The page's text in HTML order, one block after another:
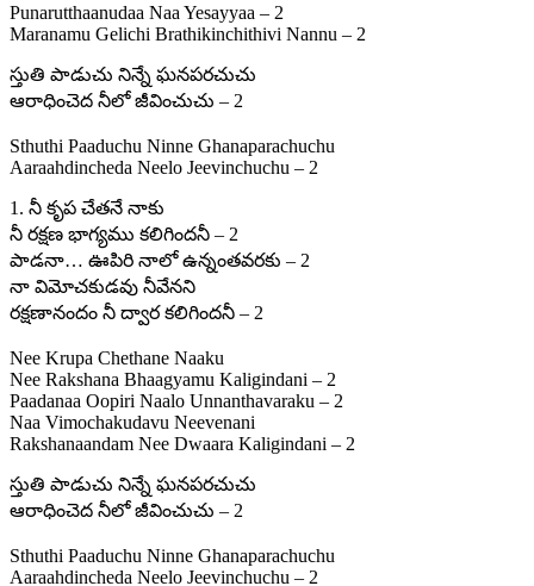
Punarutthaanudaa Naa Yesayyaa – 2
Maranamu Gelichi Brathikinchithivi Nannu – 2
స్తుతి పాడుచు నిన్నే ఘనపరచుచు
ఆరాధించెద నీలో జీవించుచు – 2
Sthuthi Paaduchu Ninne Ghanaparachuchu
Aaraahdincheda Neelo Jeevinchuchu – 2
1. నీ కృప చేతనే నాకు
నీ రక్షణ భాగ్యము కలిగిందనీ – 2
పాడనా… ఊపిరి నాలో ఉన్నంతవరకు – 2
నా విమోచకుడవు నీవేనని
రక్షణానందం నీ ద్వార కలిగిందనీ – 2
Nee Krupa Chethane Naaku
Nee Rakshana Bhaagyamu Kaligindani – 2
Paadanaa Oopiri Naalo Unnanthavaraku – 2
Naa Vimochakudavu Neevenani
Rakshanaandam Nee Dwaara Kaligindani – 2
స్తుతి పాడుచు నిన్నే ఘనపరచుచు
ఆరాధించెద నీలో జీవించుచు – 2
Sthuthi Paaduchu Ninne Ghanaparachuchu
Aaraahdincheda Neelo Jeevinchuchu – 2